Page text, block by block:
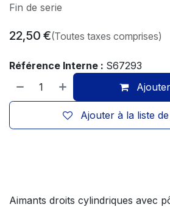
Fin de serie
22,50 €(Toutes taxes comprises)
Référence Interne : S67293
Ajouter à la liste
Aimants droits cylindriques avec